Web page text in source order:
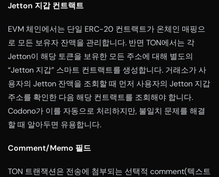
Jetton 지갑 컨트랙트
EVM 체인에서는 단일 ERC-20 컨트랙트가 온체인 매핑으
로 모든 보유자 잔액을 관리합니다. 반면 TON에서는 각
Jetton이 해당 토큰을 보유한 모든 주소에 대해 별도의
“Jetton 지갑” 스마트 컨트랙트를 생성합니다. 거래소가 사
용자의 Jetton 잔액을 조회할 때 먼저 사용자의 Jetton 지갑
주소를 확인한 다음 해당 컨트랙트를 조회해야 합니다.
Codono가 이를 자동으로 처리하지만, 불일치 문제를 해결
할 때 알아두면 유용합니다.
Comment/Memo 필드
TON 트랜잭션은 전송에 첨부되는 선택적 comment(텍스트